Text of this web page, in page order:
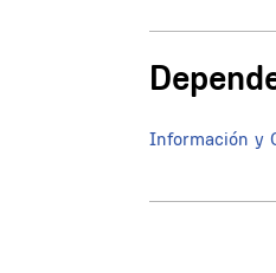
Información y